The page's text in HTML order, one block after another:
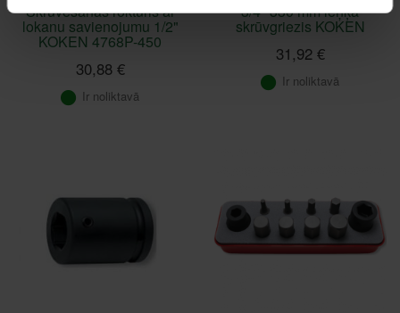
Skrūvēšanas rokturis ar
lokanu savienojumu 1/2"
KOKEN 4768P-450
30,88 €
Ir noliktavā
3/4" 330 mm leņķa
skrūvgriezis KOKEN
31,92 €
Ir noliktavā